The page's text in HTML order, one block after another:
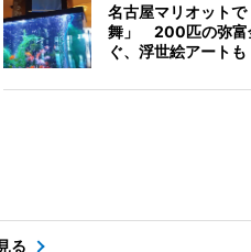
名古屋マリオットで
舞」 200匹の弥富
ぐ、浮世絵アートも
る